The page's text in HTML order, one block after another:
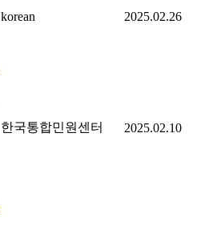
korean 2025.02.26
한국통합민원센터 2025.02.10